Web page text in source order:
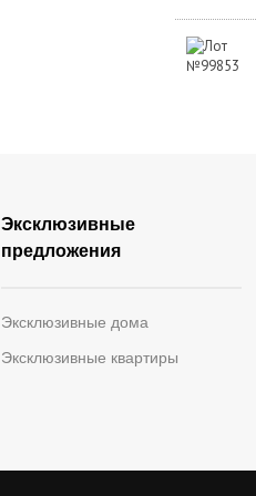
Эксклюзивные
предложения
Эксклюзивные дома
Эксклюзивные квартиры